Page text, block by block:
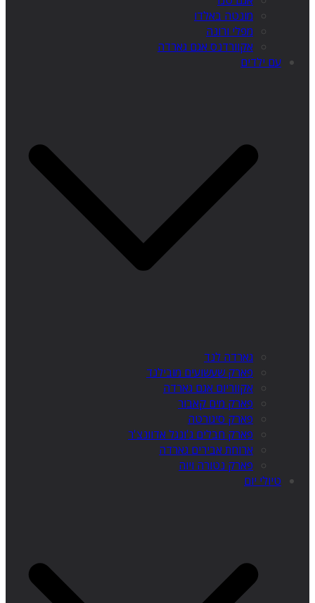
מונטה באלדו
מפלי ורונה
אקוורדנס אגם גארדה
עם ילדים
גארדה לנד
פארק שעשועים מובילנד
אקווריום אגם גארדה
פארק מים קאבור
פארק סיגורטה
פארק חבלים ג'ונגל אדוונצ'ר
ארוחת אבירים גארדה
פארק נטורה ויוה
טיולי יום